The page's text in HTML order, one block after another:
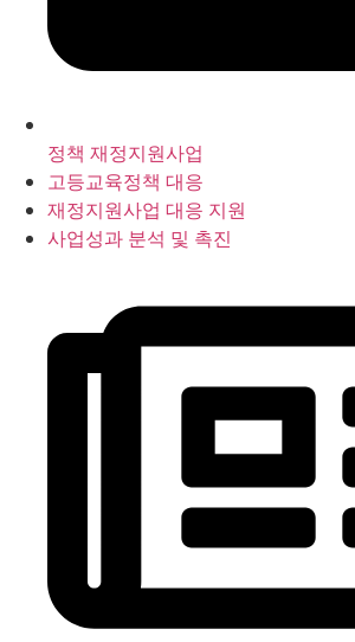
정책 재정지원사업
고등교육정책 대응
재정지원사업 대응 지원
사업성과 분석 및 촉진